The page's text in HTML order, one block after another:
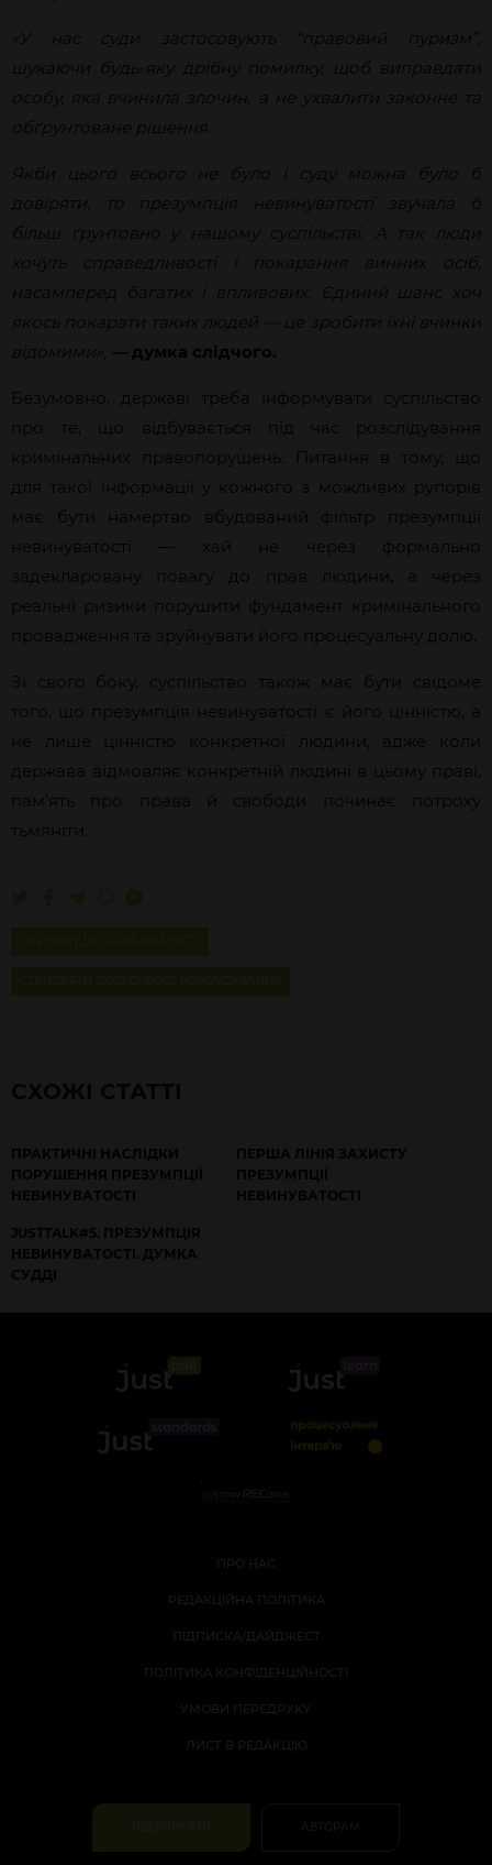
«У нас суди застосовують “правовий пуризм”,
шукаючи будь-яку дрібну помилку, щоб виправдати
особу, яка вчинила злочин, а не ухвалити законне та
обґрунтоване рішення.
Якби цього всього не було і суду можна було б
довіряти, то презумпція невинуватості звучала б
більш ґрунтовно у нашому суспільстві. А так люди
хочуть справедливості і покарання винних осіб,
насамперед багатих і впливових. Єдиний шанс хоч
якось покарати таких людей — це зробити їхні вчинки
відомими»,
— думка слідчого.
Безумовно, державі треба інформувати суспільство
про те, що відбувається під час розслідування
кримінальних правопорушень. Питання в тому, що
для такої інформації у кожного з можливих рупорів
має бути намертво вбудований фільтр презумпції
невинуватості — хай не через формально
задекларовану повагу до прав людини, а через
реальні ризики порушити фундамент кримінального
провадження та зруйнувати його процесуальну долю.
Зі свого боку, суспільство також має бути свідоме
того, що презумпція невинуватості є його цінністю, а
не лише цінністю конкретної людини, адже коли
держава відмовляє конкретній людині в цьому праві,
пам’ять про права й свободи починає потроху
тьмяніти.
ПРАКТИЧНІ НАСЛІДКИ
ПОРУШЕННЯ ПРЕЗУМПЦІЇ
НЕВИНУВАТОСТІ
ПЕРША ЛІНІЯ ЗАХИСТУ
ПРЕЗУМПЦІЇ
НЕВИНУВАТОСТІ
JUSTTALK#5. ПРЕЗУМПЦІЯ
НЕВИНУВАТОСТІ. ДУМКА
СУДДІ
ПРО НАС
РЕДАКЦІЙНА ПОЛІТИКА
ПІДПИСКА/ДАЙДЖЕСТ
ПОЛІТИКА КОНФІДЕНЦІЙНОСТІ
УМОВИ ПЕРЕДРУКУ
ЛИСТ В РЕДАКЦІЮ